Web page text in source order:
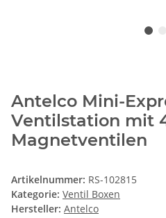
Antelco Mini-
Ventilstation mit
Magnetventilen
Artikelnummer: RS-102815
Kategorie: Ventil Boxen
Hersteller: Antelco